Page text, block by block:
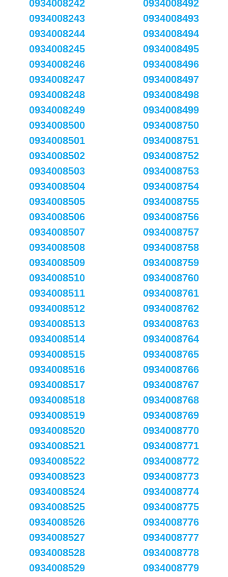
0934008242
0934008243
0934008244
0934008245
0934008246
0934008247
0934008248
0934008249
0934008492
0934008493
0934008494
0934008495
0934008496
0934008497
0934008498
0934008499
0934008500
0934008501
0934008502
0934008503
0934008504
0934008505
0934008506
0934008507
0934008508
0934008509
0934008510
0934008511
0934008512
0934008513
0934008514
0934008515
0934008516
0934008517
0934008518
0934008519
0934008520
0934008521
0934008522
0934008523
0934008524
0934008525
0934008526
0934008527
0934008528
0934008529
0934008750
0934008751
0934008752
0934008753
0934008754
0934008755
0934008756
0934008757
0934008758
0934008759
0934008760
0934008761
0934008762
0934008763
0934008764
0934008765
0934008766
0934008767
0934008768
0934008769
0934008770
0934008771
0934008772
0934008773
0934008774
0934008775
0934008776
0934008777
0934008778
0934008779